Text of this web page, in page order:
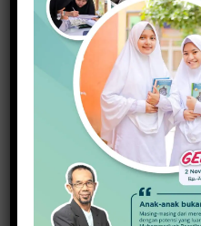
Gangguan Kesehatan
Pencegahannya yang